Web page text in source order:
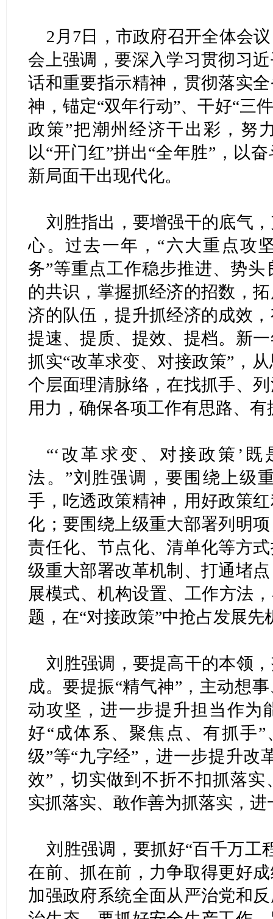
2月7日，市政府召开全体会
会上强调，要深入学习贯彻习
话和重要指示精神，贯彻落实
神，锚定“双年行动”、干好“三
政策”把潮州经济干出彩，努
以“开门红”拼出“全年胜”，以
新局面干出现代化。
刘胜指出，要增强干的底气
心。过去一年，“六大重点攻
务”等重点工作稳步推进、势
的共识，掌握抓经济的招数，
济的队伍，提升抓经济的成效
提速、提质、提效、提档。新
抓实“改革求变、对接政策”，
个层面理清脉络，在找抓手、
用力，确保各项工作有思路、
“‘改革求变、对接政策’
法。”刘胜强调，要围绕上级
手，吃透政策精神，用好政策
化；要围绕上级重大部署列明
责任化、节点化、清单化等方
级重大部署改革机制、打通堵
展模式、机构设置、工作方法
题，在“对接政策”中抢占发展先
刘胜强调，要提高干的本领
成。要提振“精气神”，主动想
动攻坚，进一步提升担当作为
好“成体系、聚焦点、有抓手
级”等“九字经”，进一步提升改
效”，切实做到不折不扣抓落
实抓落实、敢作善为抓落实，
刘胜强调，要抓好“百千万工
在前、抓在前，力争取得更好
加强政府系统全面从严治党和